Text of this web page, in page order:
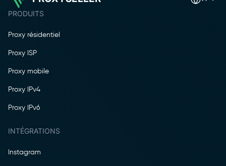
PRODUITS
Proxy résidentiel
Proxy ISP
Proxy mobile
Proxy IPv4
Proxy IPv6
INTÉGRATIONS
Instagram